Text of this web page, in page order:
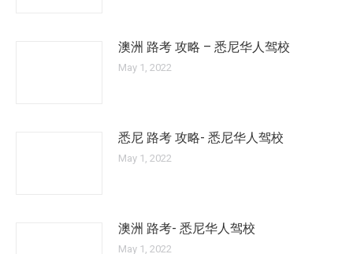
澳洲 路考 攻略 – 悉尼华人驾校
May 1, 2022
悉尼 路考 攻略- 悉尼华人驾校
May 1, 2022
澳洲 路考- 悉尼华人驾校
May 1, 2022